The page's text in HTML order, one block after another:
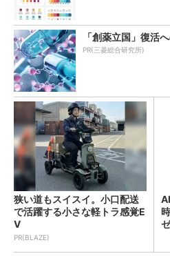
「創薬立国」復活
PR(三菱総合研究所)
狭い道もスイスイ。小口配送
で活躍する小さな軽トラ感覚E
V
PR(BLAZE)